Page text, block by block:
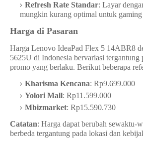
Refresh Rate Standar: Layar
mungkin kurang optimal untuk
Harga di Pasaran
Harga Lenovo IdeaPad Flex 5 14ABR8
5625U di Indonesia bervariasi tergantung
promo yang berlaku. Berikut beberapa
Kharisma Kencana: Rp9.699.000
Yolori Mall: Rp11.599.000
Mbizmarket: Rp15.590.730
Catatan: Harga dapat berubah sewaktu-
berbeda tergantung pada lokasi dan